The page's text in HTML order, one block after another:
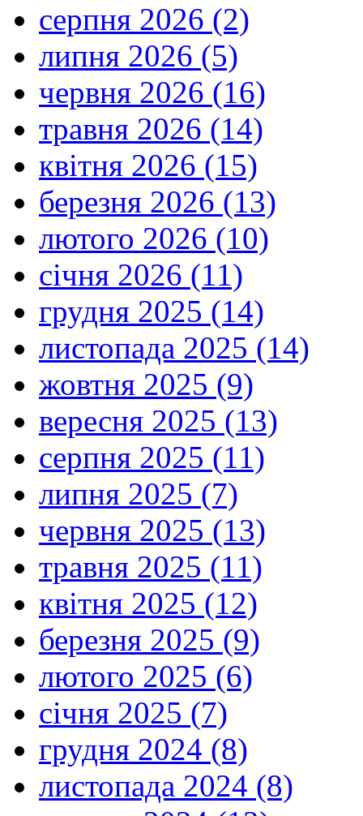
серпня 2026 (2)
липня 2026 (5)
червня 2026 (16)
травня 2026 (14)
квітня 2026 (15)
березня 2026 (13)
лютого 2026 (10)
січня 2026 (11)
грудня 2025 (14)
листопада 2025 (14)
жовтня 2025 (9)
вересня 2025 (13)
серпня 2025 (11)
липня 2025 (7)
червня 2025 (13)
травня 2025 (11)
квітня 2025 (12)
березня 2025 (9)
лютого 2025 (6)
січня 2025 (7)
грудня 2024 (8)
листопада 2024 (8)